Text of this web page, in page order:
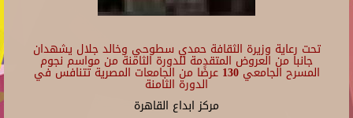
تحت رعاية وزيرة الثقافة حمدي سطوحي وخالد جلال يشهدان
جانبا من العروض المتقدمة للدورة الثامنة من مواسم نجوم
المسرح الجامعي 130 عرضًا من الجامعات المصرية تتنافس في
الدورة الثامنة
مركز ابداع القاهرة